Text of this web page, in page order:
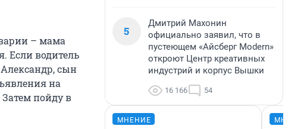
– мама
Если водитель
сын
на
пойду в
5
Дмитрий Махонин
официально заявил, что в
пустеющем «Айсберг Modern»
откроют Центр креативных
индустрий и корпус Вышки
16 166 54
МНЕНИЕ